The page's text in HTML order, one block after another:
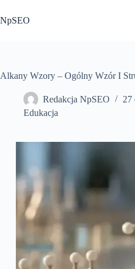
do
treści
NpSEO
Alkany Wzory – Ogólny Wzór I
Redakcja NpSEO
27
Edukacja